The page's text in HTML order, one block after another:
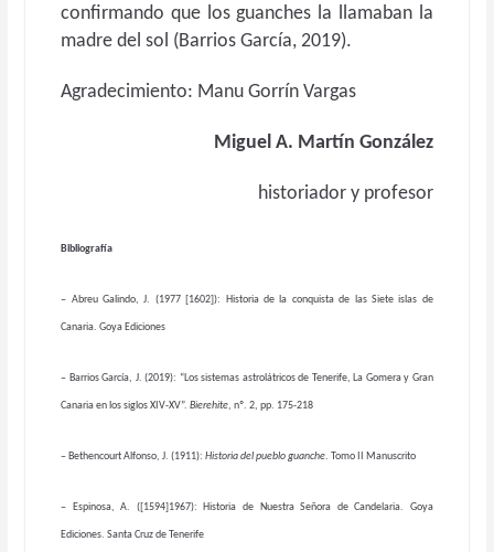
confirmando que los guanches la llamaban la
madre del sol (Barrios García, 2019).
Agradecimiento: Manu Gorrín Vargas
Miguel A. Martín González
historiador y profesor
Bibliografía
– Abreu Galindo, J. (1977 [1602]): Historia de la conquista de las Siete islas de
Canaria. Goya Ediciones
– Barrios García, J. (2019): “Los sistemas astrolátricos de Tenerife, La Gomera y Gran
Canaria en los siglos XIV-XV”.Bierehite, nº. 2, pp. 175-218
– Bethencourt Alfonso, J. (1911):Historia del pueblo guanche. Tomo II Manuscrito
– Espinosa, A. ([1594]1967): Historia de Nuestra Señora de Candelaria. Goya
Ediciones. Santa Cruz de Tenerife